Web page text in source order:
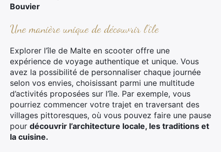
Bouvier
Une manière unique de découvrir l’île
Explorer l’île de Malte en scooter offre une
expérience de voyage authentique et unique. Vous
avez la possibilité de personnaliser chaque journée
selon vos envies, choisissant parmi une multitude
d’activités proposées sur l’île. Par exemple, vous
pourriez commencer votre trajet en traversant des
villages pittoresques, où vous pouvez faire une pause
pour découvrir l’architecture locale, les traditions et
la cuisine.